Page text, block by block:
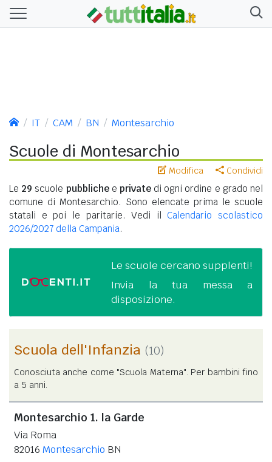
IT CAM BN Montesarchio
Scuole di Montesarchio
Modifica Condividi
Le 29 scuole pubblichee privatedi ogni ordine e grado nel
comune di Montesarchio. Sono elencate prima le scuole
statali e poi le paritarie. Vedi il Calendario scolastico
2026/2027 della Campania.
Le scuole cercano supplenti!
Invia la tua messa a
disposizione.
Scuola dell'Infanzia (10)
Conosciuta anche come "Scuola Materna". Per bambini fino
a 5 anni.
Montesarchio 1. la Garde
Via Roma
82016 Montesarchio BN